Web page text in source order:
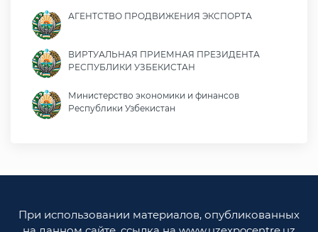
АГЕНТСТВО ПРОДВИЖЕНИЯ ЭКСПОРТА
ВИРТУАЛЬНАЯ ПРИЕМНАЯ ПРЕЗИДЕНТА
РЕСПУБЛИКИ УЗБЕКИСТАН
Министерство экономики и финансов
Республики Узбекистан
Законодательная палата Олий Мажлиса
Министерство юстиции Республики
При использовании материалов, опубликованных